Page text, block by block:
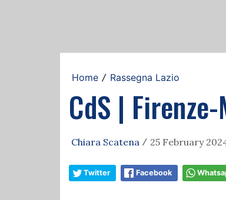
Home / Rassegna Lazio
CdS |
Chiara Scatena / 25 February
Twitter Facebook